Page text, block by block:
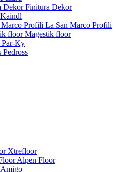
Finitura Dekor
Kaindl
La San Marco Profili
Magestik floor
Par-Ky
Pedross
Xtrefloor
Alpen Floor
Amigo